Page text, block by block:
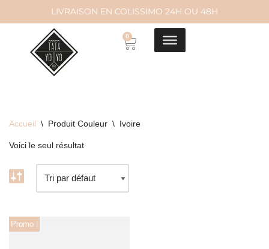
contenu
LIVRAISON EN COLISSIMO 24H OU 48H
0
Accueil \ Produit Couleur \ Ivoire
Voici le seul résultat
Promo !